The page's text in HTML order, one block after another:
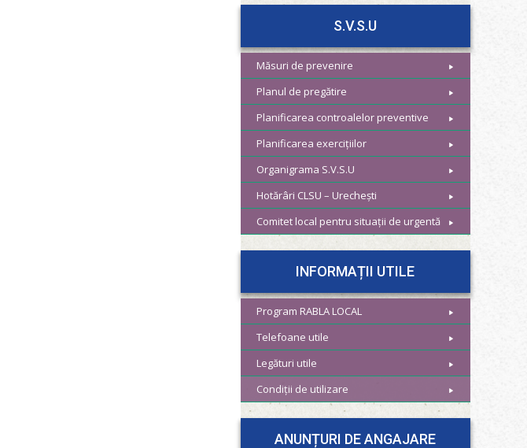
S.V.S.U
Măsuri de prevenire
Planul de pregătire
Planificarea controalelor preventive
Planificarea exercițiilor
Organigrama S.V.S.U
Hotărâri CLSU – Urechești
Comitet local pentru situații de urgentă
INFORMAȚII UTILE
Program RABLA LOCAL
Telefoane utile
Legături utile
Condiții de utilizare
ANUNȚURI DE ANGAJARE